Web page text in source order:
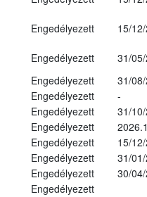
Engedélyezett
15/
Engedélyezett
31/
Engedélyezett
31/
Engedélyezett
-
Engedélyezett
31/
Engedélyezett
Engedélyezett
15/
Engedélyezett
31/
Engedélyezett
30/
Engedélyezett